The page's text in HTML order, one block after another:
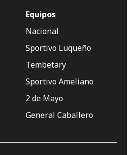
Equipos
Nacional
Sportivo Luqueño
Tembetary
Sportivo Ameliano
2 de Mayo
General Caballero